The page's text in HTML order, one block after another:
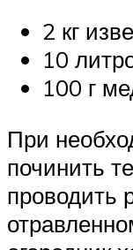
2 кг
10
100 г
При
починить
проводить